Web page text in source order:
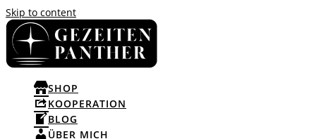
Skip to content
SHOP
KOOPERATION
BLOG
ÜBER MICH